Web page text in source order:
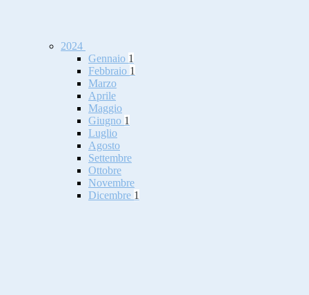
2024
Gennaio 1
Febbraio 1
Marzo
Aprile
Maggio
Giugno 1
Luglio
Agosto
Settembre
Ottobre
Novembre
Dicembre 1